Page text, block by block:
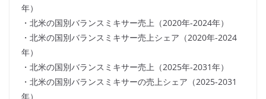
年）
・北米の国別バランスミキサー売上（2020年-2024年）
・北米の国別バランスミキサー売上シェア（2020年-2024
年）
・北米の国別バランスミキサー売上（2025年-2031年）
・北米の国別バランスミキサーの売上シェア（2025-2031
年）